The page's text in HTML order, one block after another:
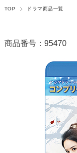
TOP ドラマ商品一覧
商品番号：95470